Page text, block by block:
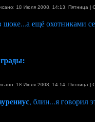
18 Июля 2008, 14:13, Пятница |
шоке...а ещё охотниками
18 Июля 2008, 14:14, Пятница |
, блин...я говорил